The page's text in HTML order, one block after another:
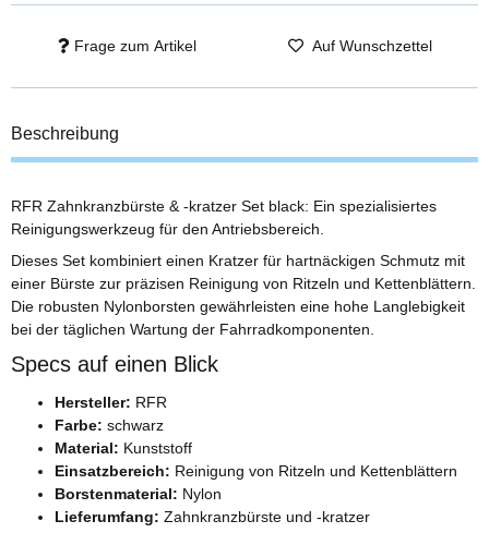
Frage zum Artikel Auf Wunschzettel
Beschreibung
RFR Zahnkranzbürste & -kratzer Set black: Ein spezialisiertes
Reinigungswerkzeug für den Antriebsbereich.
Dieses Set kombiniert einen Kratzer für hartnäckigen Schmutz mit
einer Bürste zur präzisen Reinigung von Ritzeln und Kettenblättern.
Die robusten Nylonborsten gewährleisten eine hohe Langlebigkeit
bei der täglichen Wartung der Fahrradkomponenten.
Specs auf einen Blick
Hersteller: RFR
Farbe: schwarz
Material: Kunststoff
Einsatzbereich: Reinigung von Ritzeln und Kettenblättern
Borstenmaterial: Nylon
Lieferumfang: Zahnkranzbürste und -kratzer